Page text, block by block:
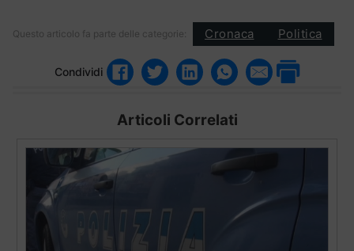
Questo articolo fa parte delle categorie: Cronaca Politica
Condividi
Articoli Correlati